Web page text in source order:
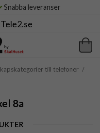
Snabba leveranser
till telefoner /
8a